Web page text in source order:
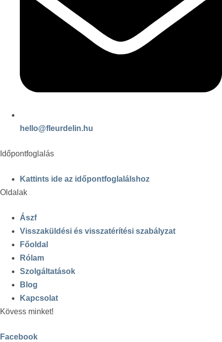
hello@fleurdelin.hu
Időpontfoglalás
Kattints ide az időpontfoglalálshoz
Oldalak
Ászf
Visszaküldési és visszatérítési szabályzat
Főoldal
Rólam
Szolgáltatások
Blog
Kapcsolat
Kövess minket!
Facebook